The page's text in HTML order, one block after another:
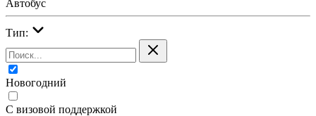
Автобус
Тип:
Новогодний
С визовой поддержкой